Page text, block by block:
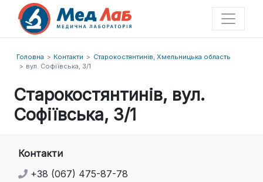
Головна Контакти
Старокостянтинів, Хмельницька область
вул. Софіївська, 3/1
Старокостянтинів, вул.
Софіївська, 3/1
Контакти
+38 (067) 475-87-78